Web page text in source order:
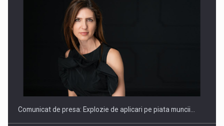
Hard Enduro Piatra Craiului 2026, fueled by benzinariile RO…
Comunicat de presa: Explozie de aplicari pe piata muncii…